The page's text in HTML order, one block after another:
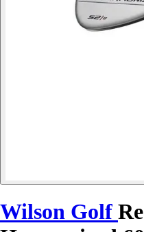
Wilson Golf